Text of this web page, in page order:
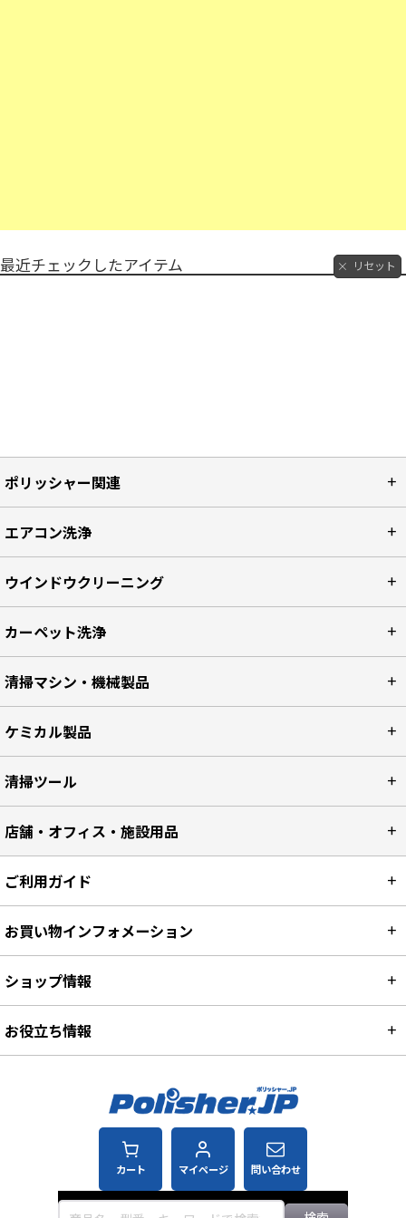
最近チェックしたアイテム リセット
ポリッシャー関連
エアコン洗浄
ウインドウクリーニング
カーペット洗浄
清掃マシン・機械製品
ケミカル製品
清掃ツール
店舗・オフィス・施設用品
カート マイページ 問い合わせ
ご利用ガイド
お買い物インフォメーション
ショップ情報
お役立ち情報